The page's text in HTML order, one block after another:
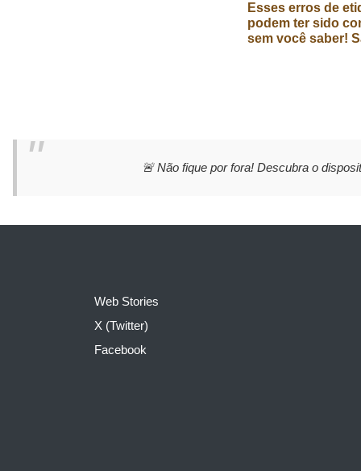
Esses erros de
podem ter sido
sem você saber!
🚨 Não fique por fora! Descubra o
Web Stories
X (Twitter)
Facebook